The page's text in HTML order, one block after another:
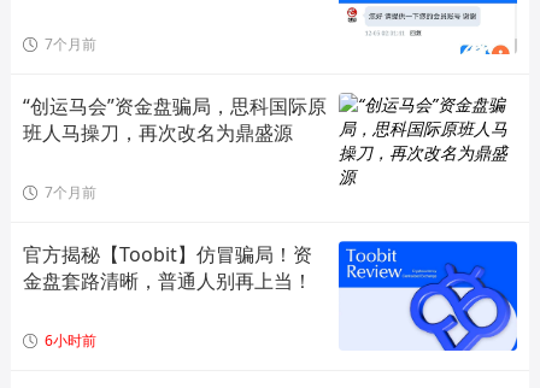
7个月前
“创运马会”资金盘骗局，思科国际原
班人马操刀，再次改名为鼎盛源
7个月前
官方揭秘【Toobit】仿冒骗局！资
金盘套路清晰，普通人别再上当！
6小时前